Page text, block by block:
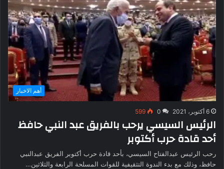
أهم الاخبار
6 أكتوبر، 2021 0
599
الرئيس السيسي يرحب بالفريق عبد النبي حافظ
أحد قادة حرب أكتوبر
رحب الرئيس عبدالفتاح السيسي، بأحد قادة حرب أكتوبر الفريق عبدالنبي
حافظ، وذلك مع بدء الندوة التثقيفية للقوات المسلحة الرابعة والثلاثين…